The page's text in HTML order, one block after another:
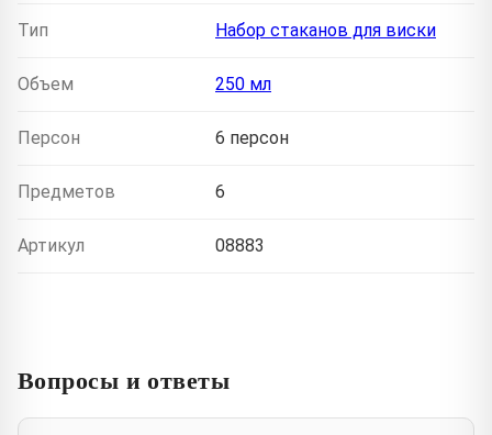
Тип Набор стаканов для виски
Объем 250 мл
Персон 6 персон
Предметов 6
Артикул 08883
Вопросы и ответы